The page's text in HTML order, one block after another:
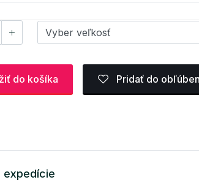
do košíka Pridať do
expedície